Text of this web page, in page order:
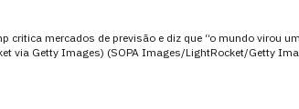
critica mercados de previsão e diz que “o mundo virou
via Getty Images) (SOPA Images/LightRocket/Getty